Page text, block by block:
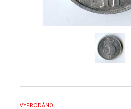
VYPRODÁNO